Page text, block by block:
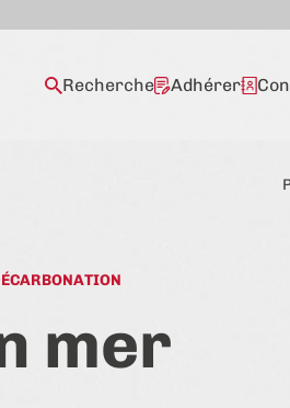
Recherche Adhérer
mer